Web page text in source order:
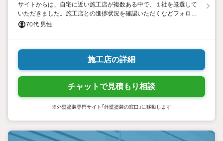
サイトからは、自宅に近い施工店が複数ある中で、１社を厳選して
いただきました。施工店との進捗状況を確認いただくなどフォロー
がしっかりしていました。 施工店は、現地調査、調査報告、工事見
掃、工事完了報告まで、滞りなくきめ細やかな作業でした。一日の
作業開始から作業終了まで、その日の作業内容を丁寧に説明してい
ただき、とても安心感がありました。 工事完了報告も簡潔に終了
し、とても満足いく出来栄えに納得しています。
70代 男性
施工店の詳細
チャットで見積もり相談
※外壁塗装専門サイト「外壁塗装の窓口」に移動します